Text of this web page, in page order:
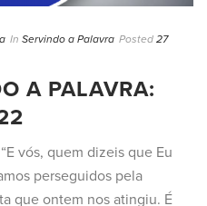
In Servindo a Palavra Posted 27
A PALAVRA:
vós, quem dizeis que Eu
perseguidos pela
que ontem nos atingiu. É